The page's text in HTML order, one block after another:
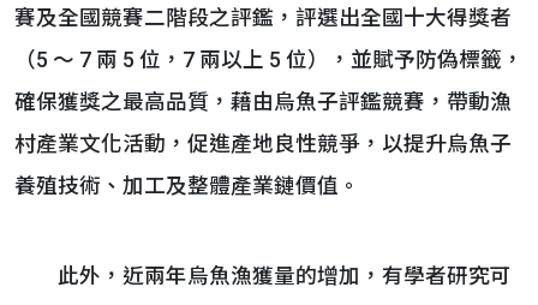
賽及全國競賽二階段之評鑑，評選出全國十大得獎者
（5 ～ 7 兩 5 位，7 兩以上 5 位），並賦予防偽標籤，
確保獲獎之最高品質，藉由烏魚子評鑑競賽，帶動漁
村產業文化活動，促進產地良性競爭，以提升烏魚子
養殖技術、加工及整體產業鏈價值。
此外，近兩年烏魚漁獲量的增加，有學者研究可